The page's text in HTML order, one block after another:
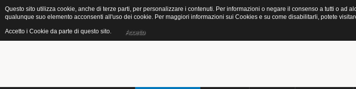
Questo sito utilizza cookie, anche di terze parti, per personalizzare i contenuti. Per informazioni o negare il consenso a tutti o
qualunque suo elemento acconsenti all'uso dei cookie. Per maggiori informazioni sui Cookies e su come disabilitarli, potete
Accetto i Cookie da parte di questo sito. Accetto